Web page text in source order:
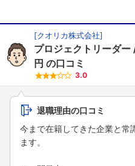
[クオリカ株式会社]
プロジェクトリーダー
円 の口コミ
3.0
退職理由の口コミ
今まで在籍してきた企業と常
ます。